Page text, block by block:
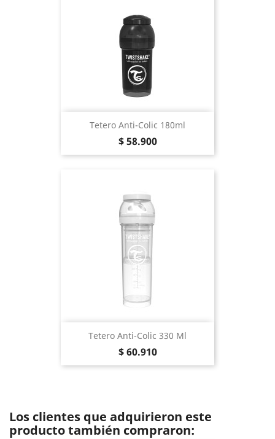
Tetero Anti-Colic 180ml
Precio
$ 58.900
Tetero Anti-Colic 330 Ml
Precio
$ 60.910
Los clientes que adquirieron este
producto también compraron: